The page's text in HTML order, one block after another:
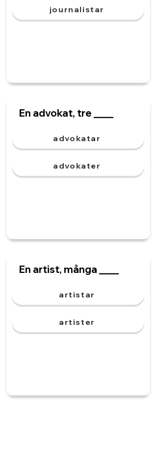
journalistar
En advokat, tre ____
advokatar
advokater
En artist, många ____
artistar
artister